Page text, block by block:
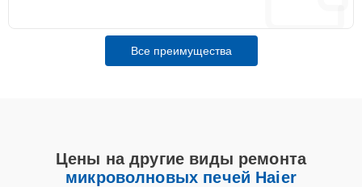
Все преимущества
Цены на другие виды ремонта
микроволновых печей Haier